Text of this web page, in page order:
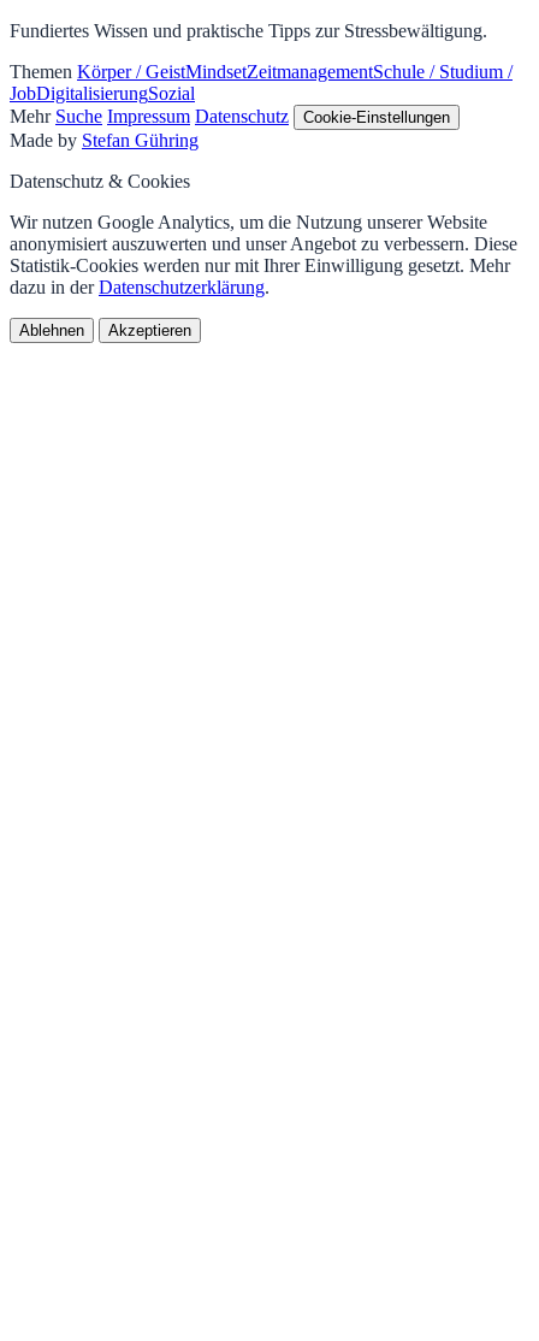
Fundiertes Wissen und praktische Tipps zur Stressbewältigung.
Themen Körper / GeistMindsetZeitmanagementSchule / Studium /
JobDigitalisierungSozial
Mehr Suche Impressum Datenschutz Cookie-Einstellungen
Made by Stefan Gühring
Datenschutz & Cookies
Wir nutzen Google Analytics, um die Nutzung unserer Website
anonymisiert auszuwerten und unser Angebot zu verbessern. Diese
Statistik-Cookies werden nur mit Ihrer Einwilligung gesetzt. Mehr
dazu in derDatenschutzerklärung.
Ablehnen Akzeptieren